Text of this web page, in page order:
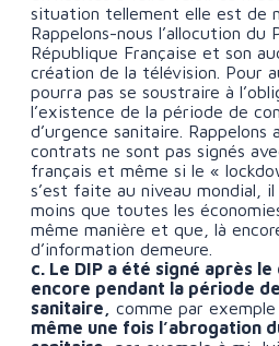
situation tellement elle est de
Rappelons-nous l’allocution du
République Française et son
création de la télévision. Pour
pourra pas se soustraire à
l’existence de la période de
d’urgence sanitaire. Rappelons
contrats ne sont pas signés
français et même si le «
s’est faite au niveau mondial, il
moins que toutes les
même manière et que, là
d’information demeure.
c. Le DIP a été signé après
encore pendant la période
sanitaire,
comme par
même une fois l’abrogation